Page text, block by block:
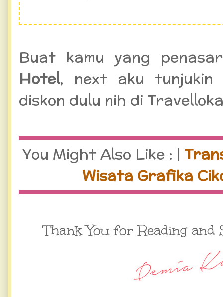
Buat kamu yang
Hotel, next aku tunjukin
diskon dulu nih di
You Might Also Like : |
Wisata Grafika
Thank You for Reading and